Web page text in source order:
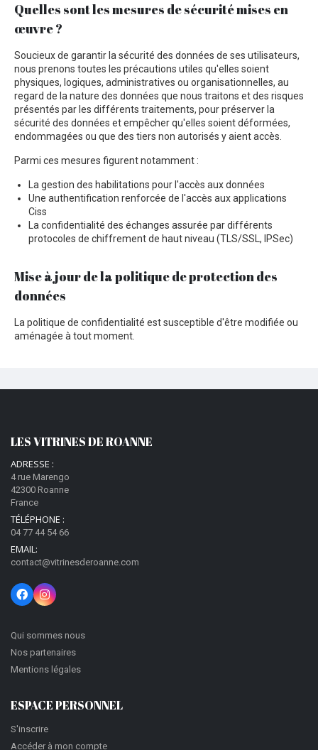
Quelles sont les mesures de sécurité mises en
œuvre ?
Soucieux de garantir la sécurité des données de ses utilisateurs,
nous prenons toutes les précautions utiles qu'elles soient
physiques, logiques, administratives ou organisationnelles, au
regard de la nature des données que nous traitons et des risques
présentés par les différents traitements, pour préserver la
sécurité des données et empêcher qu'elles soient déformées,
endommagées ou que des tiers non autorisés y aient accès.
Parmi ces mesures figurent notamment :
La gestion des habilitations pour l'accès aux données
Une authentification renforcée de l'accès aux applications
Ciss
La confidentialité des échanges assurée par différents
protocoles de chiffrement de haut niveau (TLS/SSL, IPSec)
Mise à jour de la politique de protection des
données
La politique de confidentialité est susceptible d'être modifiée ou
aménagée à tout moment.
LES VITRINES DE ROANNE
ADRESSE :
4 rue Marengo
42300 Roanne
France
TÉLÉPHONE :
04 77 44 54 66
EMAIL:
contact@vitrinesderoanne.com
Qui sommes nous
Nos partenaires
Mentions légales
ESPACE PERSONNEL
S'inscrire
Accéder à mon compte